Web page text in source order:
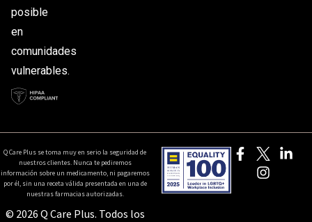
posible
en
comunidades
vulnerables.
Q Care Plus se toma muy en serio la seguridad de
nuestros clientes. Nunca te pediremos
información sobre un medicamento, ni pagaremos
por él, sin una receta válida presentada en una de
nuestras farmacias autorizadas.
© 2026 Q Care Plus. Todos los